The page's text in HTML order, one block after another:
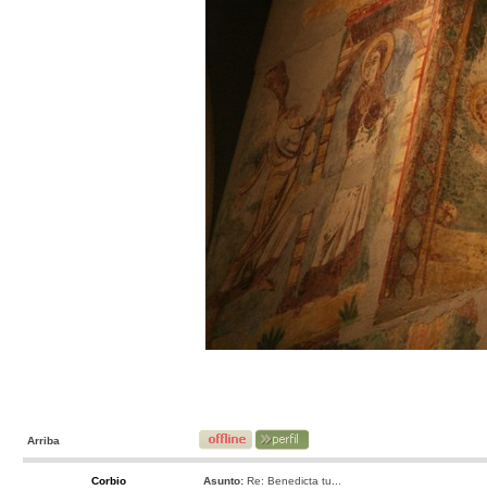
Arriba
Corbio Asunto: Re: Benedicta tu...